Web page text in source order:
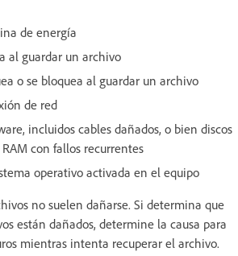
de energía
al guardar un archivo
o se bloquea al guardar un archivo
de red
incluidos cables dañados, o bien discos
con fallos recurrentes
operativo activada en el equipo
no suelen dañarse. Si determina que
están dañados, determine la causa para
mientras intenta recuperar el archivo.